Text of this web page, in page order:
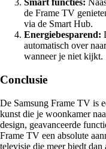
Smart functies:
de Frame TV
via de Smart Hub.
Energiebesparend:
automatisch over
wanneer je niet kijkt.
Conclusie
De Samsung Frame TV is
kunst die je woonkamer
design, geavanceerde
Frame TV een absolute
televisie die meer biedt dan